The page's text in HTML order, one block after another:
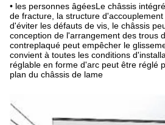
• les personnes âgéesLe châssis
de fracture, la structure
d'éviter les défauts de vis, le châssis
conception de l'arrangement des trous
contreplaqué peut empêcher le
convient à toutes les conditions
réglable en forme d'arc peut être réglé
plan du châssis de lame